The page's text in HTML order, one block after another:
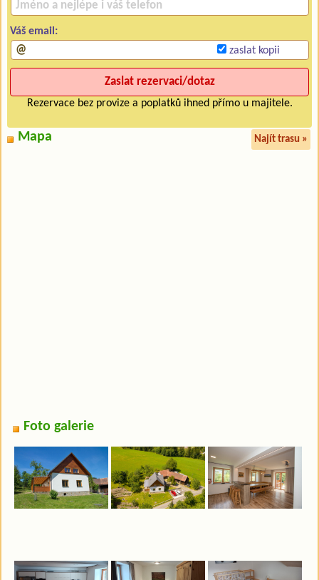
Váš email:
zaslat kopii
Rezervace bez provize a poplatků ihned přímo u majitele.
Mapa Najít trasu »
Foto galerie